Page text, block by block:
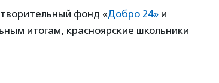
фонд «Добро 24» и
итогам, красноярские школьники